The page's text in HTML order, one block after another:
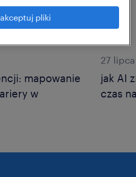
mapowanie
w
27
jak AI
czas
pliki